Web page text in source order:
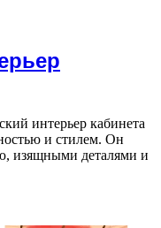
интерьер кабинета
и стилем. Он
изящными деталями и